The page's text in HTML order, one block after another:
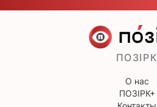
ПОЗІРК
О нас
ПОЗІРК+